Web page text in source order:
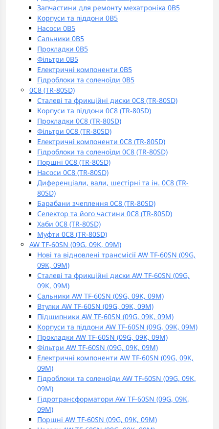
Запчастини для ремонту мехатроніка 0B5
Корпуси та піддони 0B5
Насоси 0B5
Сальники 0B5
Прокладки 0B5
Фільтри 0B5
Електричні компоненти 0B5
Гідроблоки та соленоїди 0B5
0C8 (TR-80SD)
Сталеві та фрикційні диски 0C8 (TR-80SD)
Корпуси та піддони 0C8 (TR-80SD)
Прокладки 0C8 (TR-80SD)
Фільтри 0C8 (TR-80SD)
Електричні компоненти 0C8 (TR-80SD)
Гідроблоки та соленоїди 0C8 (TR-80SD)
Поршні 0C8 (TR-80SD)
Насоси 0C8 (TR-80SD)
Диференціали, вали, шестірні та ін. 0C8 (TR-
80SD)
Барабани зчеплення 0C8 (TR-80SD)
Селектор та його частини 0C8 (TR-80SD)
Хаби 0C8 (TR-80SD)
Муфти 0C8 (TR-80SD)
AW TF-60SN (09G, 09K, 09M)
Нові та відновлені трансмісії AW TF-60SN (09G,
09K, 09M)
Сталеві та фрикційні диски AW TF-60SN (09G,
09K, 09M)
Сальники AW TF-60SN (09G, 09K, 09M)
Втулки AW TF-60SN (09G, 09K, 09M)
Підшипники AW TF-60SN (09G, 09K, 09M)
Корпуси та піддони AW TF-60SN (09G, 09K, 09M)
Прокладки AW TF-60SN (09G, 09K, 09M)
Фільтри AW TF-60SN (09G, 09K, 09M)
Електричні компоненти AW TF-60SN (09G, 09K,
09M)
Гідроблоки та соленоїди AW TF-60SN (09G, 09K,
09M)
Гідротрансформатори AW TF-60SN (09G, 09K,
09M)
Поршні AW TF-60SN (09G, 09K, 09M)